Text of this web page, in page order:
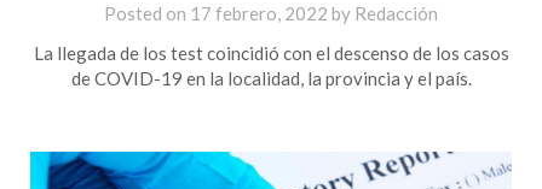
Posted on 17 febrero, 2022 by Redacción
La llegada de los test coincidió con el descenso de los casos
de COVID-19 en la localidad, la provincia y el país.